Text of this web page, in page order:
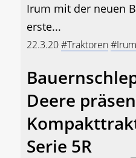
Irum mit der neuen
erste...
22.3.20#Traktoren#Irum
Deere
Serie 5R